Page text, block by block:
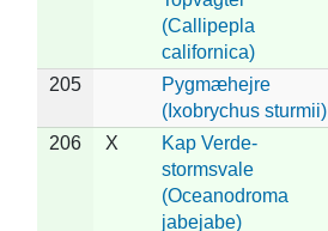
(Callipepla
californica)
205
Pygmæhejre
(Ixobrychus sturmii)
206 X
Kap Verde-
stormsvale
(Oceanodroma
jabejabe)